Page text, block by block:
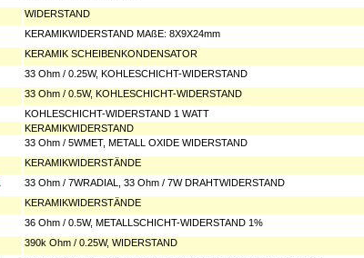
WIDERSTAND
KERAMIKWIDERSTAND MAßE: 8X9X24mm
KERAMIK SCHEIBENKONDENSATOR
33 Ohm / 0.25W, KOHLESCHICHT-WIDERSTAND
33 Ohm / 0.5W, KOHLESCHICHT-WIDERSTAND
KOHLESCHICHT-WIDERSTAND 1 WATT
KERAMIKWIDERSTAND
33 Ohm / 5WMET, METALL OXIDE WIDERSTAND
KERAMIKWIDERSTÄNDE
33 Ohm / 7WRADIAL, 33 Ohm / 7W DRAHTWIDERSTAND
KERAMIKWIDERSTÄNDE
36 Ohm / 0.5W, METALLSCHICHT-WIDERSTAND 1%
390k Ohm / 0.25W, WIDERSTAND